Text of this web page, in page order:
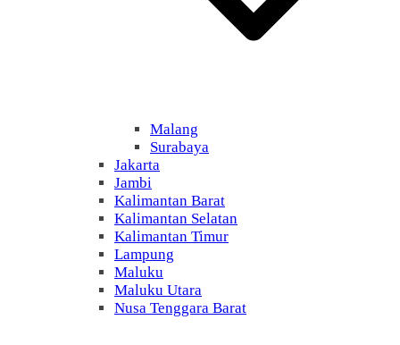
Malang
Surabaya
Jakarta
Jambi
Kalimantan Barat
Kalimantan Selatan
Kalimantan Timur
Lampung
Maluku
Maluku Utara
Nusa Tenggara Barat